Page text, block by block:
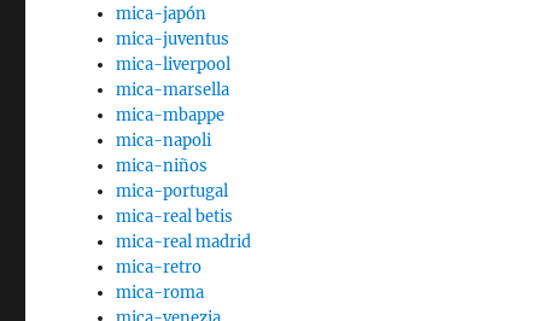
mica-japón
mica-juventus
mica-liverpool
mica-marsella
mica-mbappe
mica-napoli
mica-niños
mica-portugal
mica-real betis
mica-real madrid
mica-retro
mica-roma